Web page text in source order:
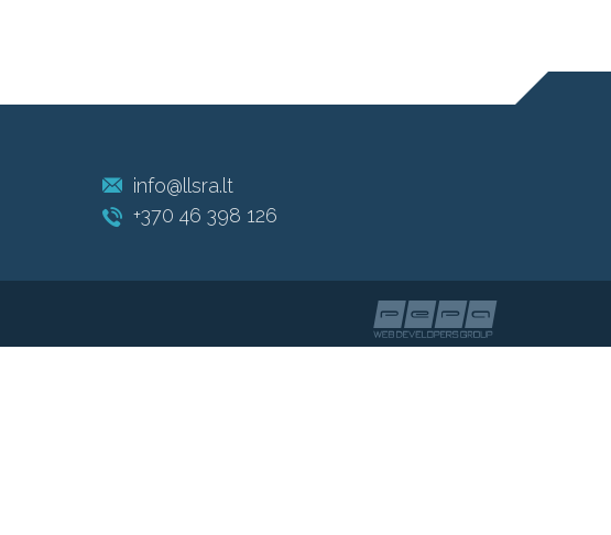
info@llsra.lt
+370 46 398 126